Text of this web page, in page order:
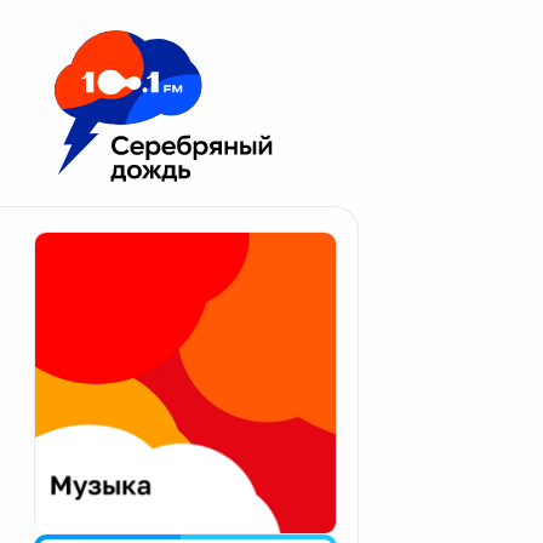
Москва 100.1 FM
Апатиты
Екатеринбург
Калининград
Калуга